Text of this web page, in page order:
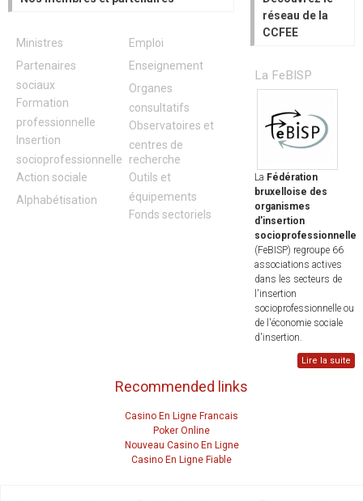
Ministres
Partenaires
sociaux
Formation
professionnelle
Insertion
socioprofessionnelle
Action sociale
Alphabétisation
Emploi
Enseignement
Organes
consultatifs
Observatoires et
centres de
recherche
Outils et
équipements
Fonds sectoriels
réseau de la
CCFEE
La FeBISP
La Fédération
bruxelloise des
organismes
d'insertion
socioprofessionnelle
(FeBISP) regroupe 66
associations actives
dans les secteurs de
l'insertion
socioprofessionnelle ou
de l'économie sociale
d'insertion.
Lire la suite
Recommended links
Casino En Ligne Francais
Poker Online
Nouveau Casino En Ligne
Casino En Ligne Fiable